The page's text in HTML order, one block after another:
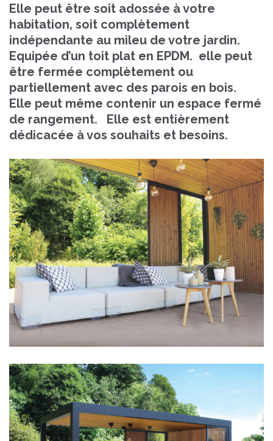
Elle peut être soit adossée à votre
habitation, soit complètement
indépendante au mileu de votre jardin.
Equipée d’un toit plat en EPDM. elle peut
être fermée complètement ou
partiellement avec des parois en bois.
Elle peut même contenir un espace fermé
de rangement. Elle est entièrement
dédicacée à vos souhaits et besoins.